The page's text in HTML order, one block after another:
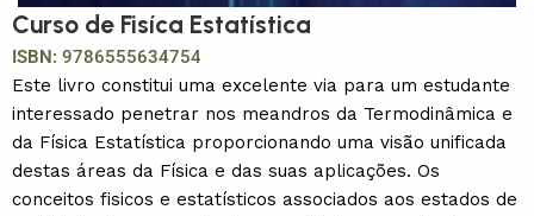
Curso de Fisíca Estatística
ISBN: 9786555634754
Este livro constitui uma excelente via para um estudante
interessado penetrar nos meandros da Termodinâmica e
da Física Estatística proporcionando uma visão unificada
destas áreas da Física e das suas aplicações. Os
conceitos fisicos e estatísticos associados aos estados de